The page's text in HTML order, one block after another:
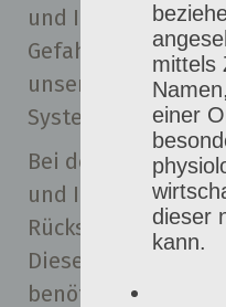
und
Gefahrenabwehr
unsere
Systeme dienen.
Bei der Nutzung
und Informationen
Rückschlüsse auf
Diese
benötigt, um (1)
mittels
einer
dieser
kann.